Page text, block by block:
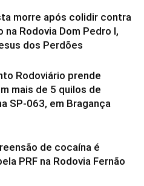
morre após colidir contra
na Rodovia Dom Pedro I,
dos Perdões
Rodoviário prende
mais de 5 quilos de
SP-063, em Bragança
de cocaína é
PRF na Rodovia Fernão